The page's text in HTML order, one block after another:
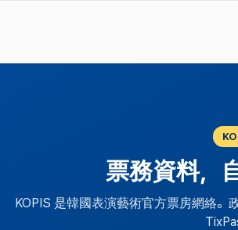
票務資料，
KOPIS 是韓國表演藝術官方票房網絡。